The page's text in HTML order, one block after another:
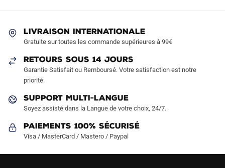
la
LIVRAISON INTERNATIONALE
Gratuite sur toutes les commande supérieures à 99€
RETOURS SOUS 14 JOURS
Garantie Satisfait ou Remboursé. Votre satisfaction est notre
priorité.
SUPPORT MULTI-LANGUE
Soyez assisté dans la Langue de votre choix, 24/7.
Paiements 100% Sécurisé
Visa / MasterCard / Mastero / Paypal